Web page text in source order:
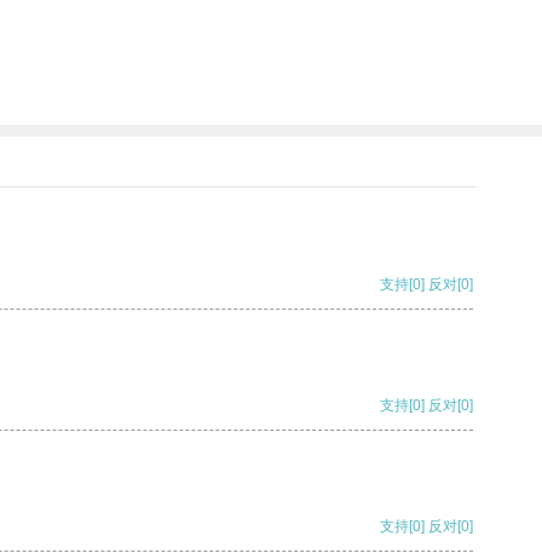
支持[0] 反对[0]
支持[0] 反对[0]
支持[0] 反对[0]